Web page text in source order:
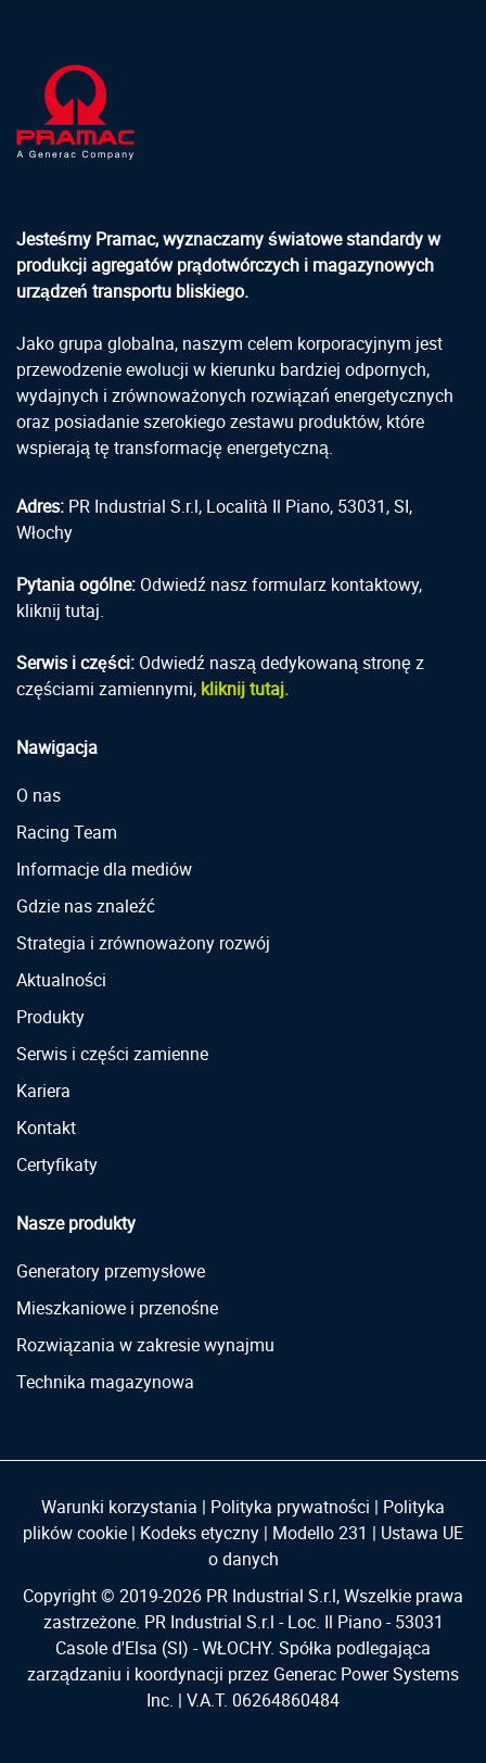
Jesteśmy Pramac, wyznaczamy światowe standardy w
produkcji agregatów prądotwórczych i magazynowych
urządzeń transportu bliskiego.
Jako grupa globalna, naszym celem korporacyjnym jest
przewodzenie ewolucji w kierunku bardziej odpornych,
wydajnych i zrównoważonych rozwiązań energetycznych
oraz posiadanie szerokiego zestawu produktów, które
wspierają tę transformację energetyczną.
Adres: PR Industrial S.r.l, Località Il Piano, 53031, SI,
Włochy
Pytania ogólne: Odwiedź nasz formularz kontaktowy,
kliknij tutaj.
Serwis i części: Odwiedź naszą dedykowaną stronę z
częściami zamiennymi, kliknij tutaj.
Nawigacja
O nas
Racing Team
Informacje dla mediów
Gdzie nas znaleźć
Strategia i zrównoważony rozwój
Aktualności
Produkty
Serwis i części zamienne
Kariera
Kontakt
Certyfikaty
Nasze produkty
Generatory przemysłowe
Mieszkaniowe i przenośne
Rozwiązania w zakresie wynajmu
Technika magazynowa
Warunki korzystania | Polityka prywatności | Polityka
plików cookie | Kodeks etyczny | Modello 231 | Ustawa UE
o danych
Copyright © 2019-2026 PR Industrial S.r.l, Wszelkie prawa
zastrzeżone. PR Industrial S.r.l - Loc. Il Piano - 53031
Casole d'Elsa (SI) - WŁOCHY. Spółka podlegająca
zarządzaniu i koordynacji przez Generac Power Systems
Inc. | V.A.T. 06264860484